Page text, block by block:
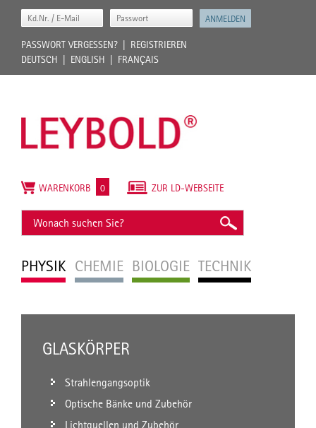
PASSWORT VERGESSEN?
REGISTRIEREN
DEUTSCH
ENGLISH FRANÇAIS
PHYSIK CHEMIE BIOLOGIE TECHNIK
ZUR LD-WEBSEITE
WARENKORB 0
GLASKÖRPER
Strahlengangsoptik
Optische Bänke und Zubehör
Lichtquellen und Zubehör